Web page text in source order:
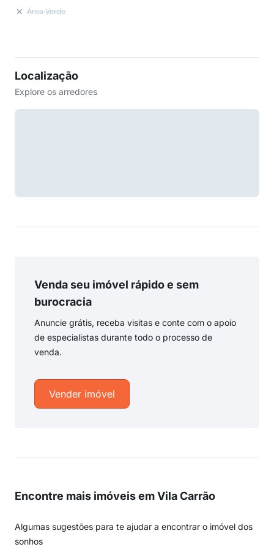
Área Verde
Localização
Explore os arredores
Venda seu imóvel rápido e sem
burocracia
Anuncie grátis, receba visitas e conte com o apoio
de especialistas durante todo o processo de
venda.
Vender imóvel
Encontre mais imóveis em Vila Carrão
Algumas sugestões para te ajudar a encontrar o imóvel dos
sonhos